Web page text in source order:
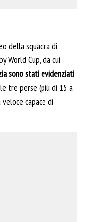
della squadra di
World Cup, da cui
sono stati evidenziati
tre perse (più di 15 a
capace di